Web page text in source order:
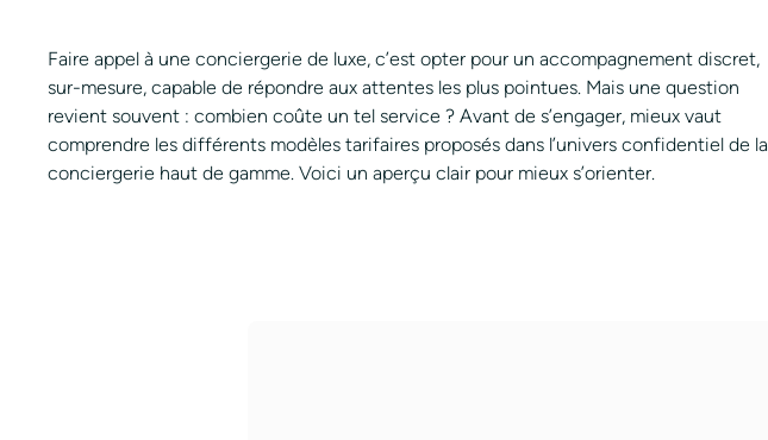
Faire appel à une conciergerie de luxe, c’est opter pour un accompagnement discret,
sur-mesure, capable de répondre aux attentes les plus pointues. Mais une question
revient souvent : combien coûte un tel service ? Avant de s’engager, mieux vaut
comprendre les différents modèles tarifaires proposés dans l’univers confidentiel de la
conciergerie haut de gamme. Voici un aperçu clair pour mieux s’orienter.